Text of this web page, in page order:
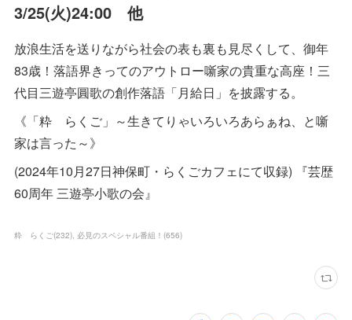
3/25(火)24:00 他
放浪生活を送りながら社会の表も裏も見尽くして、御年
83歳！落語界きってのアウトロー噺家の貴重な高座！三
代目三遊亭圓歌の創作落語「月給日」を披露する。
《「粋 らくご」～生きてりゃいろいろあらぁね、と噺
家は言った～》
(2024年10月27日神保町・らくごカフェにて収録) 『芸歴
60周年 三遊亭小歌の会』
粋 らくご(232) 必見のスペシャル番組！ (656)